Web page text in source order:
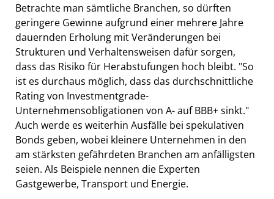
Betrachte man sämtliche Branchen, so dürften
geringere Gewinne aufgrund einer mehrere Jahre
dauernden Erholung mit Veränderungen bei
Strukturen und Verhaltensweisen dafür sorgen,
dass das Risiko für Herabstufungen hoch bleibt. "So
ist es durchaus möglich, dass das durchschnittliche
Rating von Investmentgrade-
Unternehmensobligationen von A- auf BBB+ sinkt."
Auch werde es weiterhin Ausfälle bei spekulativen
Bonds geben, wobei kleinere Unternehmen in den
am stärksten gefährdeten Branchen am anfälligsten
seien. Als Beispiele nennen die Experten
Gastgewerbe, Transport und Energie.